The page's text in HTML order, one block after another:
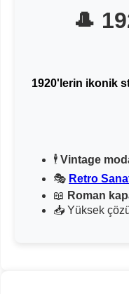
🎩
1920'lerin ikonik
🕴 Vintage
🎭 Retro
📖 Roman
📥 Yüksek